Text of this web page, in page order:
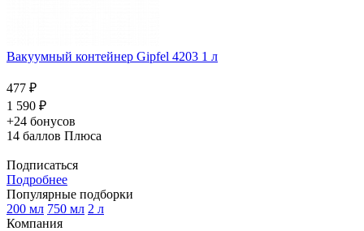
Вакуумный контейнер Gipfel 4203 1 л
477 ₽
1 590 ₽
+24 бонусов
14 баллов Плюса
Подписаться
Подробнее
Популярные подборки
200 мл 750 мл 2 л
Компания